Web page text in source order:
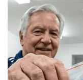
പെട്രോളിയം
നേവിയുടെയും
കപ്പലിന്റെ
Tags: Strait of